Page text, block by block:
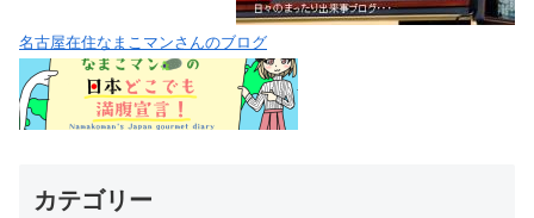
名古屋在住なまこマンさんのブログ
カテゴリー